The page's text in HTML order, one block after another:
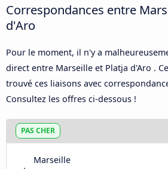
Correspondances entre
d'Aro
Pour le moment, il n'y a
direct entre Marseille et Platja d'Aro .
trouvé ces liaisons avec
Consultez les offres ci-dessous !
PAS CHER
Marseille